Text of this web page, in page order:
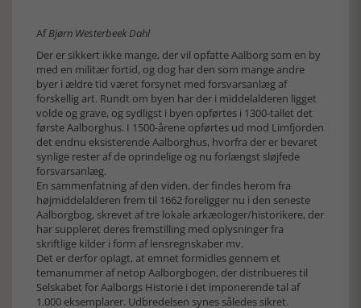
AfBjørn Westerbeek Dahl
Der er sikkert ikke mange, der vil opfatte Aalborg som en by
med en militær fortid, og dog har den som mange andre
byer i ældre tid været forsynet med forsvarsanlæg af
forskellig art. Rundt om byen har der i middelalderen ligget
volde og grave, og sydligst i byen opførtes i 1300-tallet det
første Aalborghus. I 1500-årene opførtes ud mod Limfjorden
det endnu eksisterende Aalborghus, hvorfra der er bevaret
synlige rester af de oprindelige og nu forlængst sløjfede
forsvarsanlæg.
En sammenfatning af den viden, der findes herom fra
højmiddelalderen frem til 1662 foreligger nu i den seneste
Aalborgbog, skrevet af tre lokale arkæologer/historikere, der
har suppleret deres fremstilling med oplysninger fra
skriftlige kilder i form af lensregnskaber mv.
Det er derfor oplagt, at emnet formidles gennem et
temanummer af netop Aalborgbogen, der distribueres til
Selskabet for Aalborgs Historie i det imponerende tal af
1.000 eksemplarer. Udbredelsen synes således sikret.